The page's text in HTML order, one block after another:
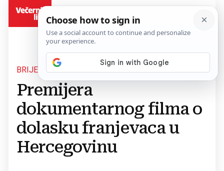
BRIJEŠKA ZVONA
Premijera
dokumentarnog filma o
dolasku franjevaca u
Hercegovinu